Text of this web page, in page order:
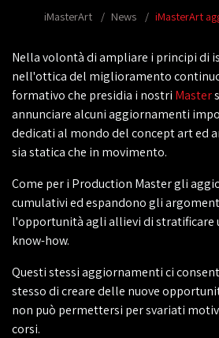
iMasterArt News iMasterArt
Nella volontà di ampliare i principi di
nell'ottica del miglioramento
formativo che presidia i nostri Master
annunciare alcuni aggiornamenti
dedicati al mondo del concept art ed
sia statica che in movimento.
Come per i Production Master gli
cumulativi ed espandono gli
l'opportunità agli allievi di
know-how.
Questi stessi aggiornamenti ci
stesso di creare delle nuove
non può permettersi per svariati
corsi.